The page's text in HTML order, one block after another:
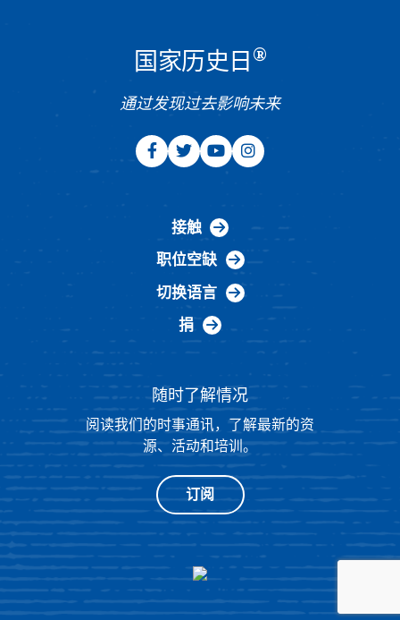
国家历史日 ®
通过发现过去影响未来
接触
职位空缺
切换语言
捐
随时了解情况
阅读我们的时事通讯，了解最新的资
源、活动和培训。
订阅